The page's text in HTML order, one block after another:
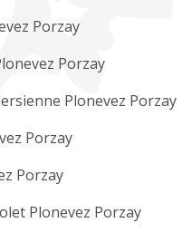
Porzay
Porzay
Plonevez Porzay
Porzay
Porzay
Plonevez Porzay